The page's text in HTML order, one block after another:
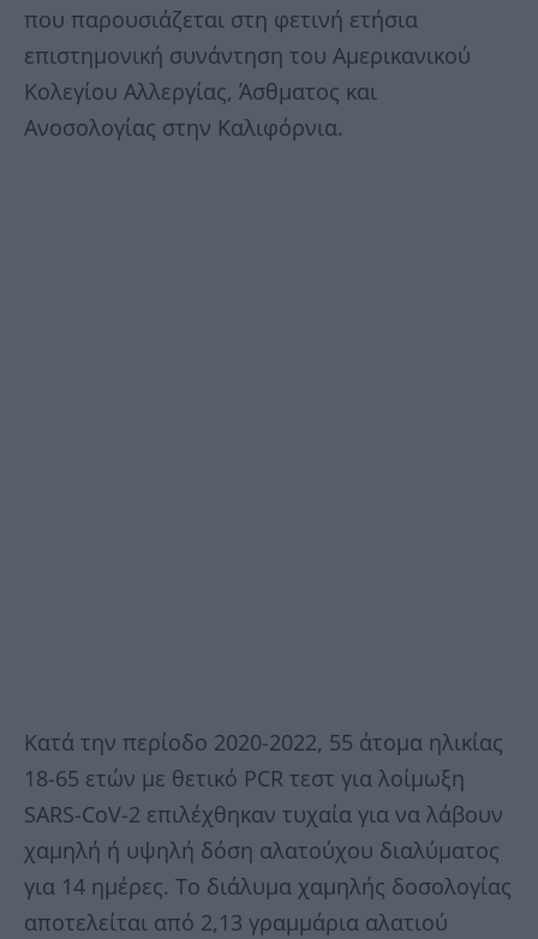
που παρουσιάζεται στη φετινή ετήσια
επιστημονική συνάντηση του Αμερικανικού
Κολεγίου Αλλεργίας, Άσθματος και
Ανοσολογίας στην Καλιφόρνια.
Κατά την περίοδο 2020-2022, 55 άτομα ηλικίας
18-65 ετών με θετικό PCR τεστ για λοίμωξη
SARS-CoV-2 επιλέχθηκαν τυχαία για να λάβουν
χαμηλή ή υψηλή δόση αλατούχου διαλύματος
για 14 ημέρες. Το διάλυμα χαμηλής δοσολογίας
αποτελείται από 2,13 γραμμάρια αλατιού